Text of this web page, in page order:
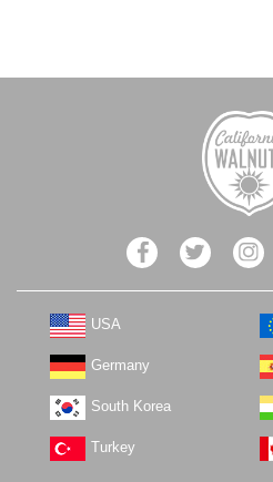
USA
Germany
South Korea
Turkey